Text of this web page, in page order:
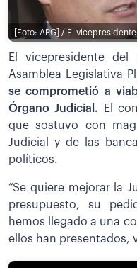
[Foto: APG] / El
El vicepresidente
Asamblea Legislativa
se comprometió a
Órgano Judicial.
El
que sostuvo con
Judicial y de las
políticos.
“Se quiere mejorar la
presupuesto, su
hemos llegado a una
ellos han presentados,